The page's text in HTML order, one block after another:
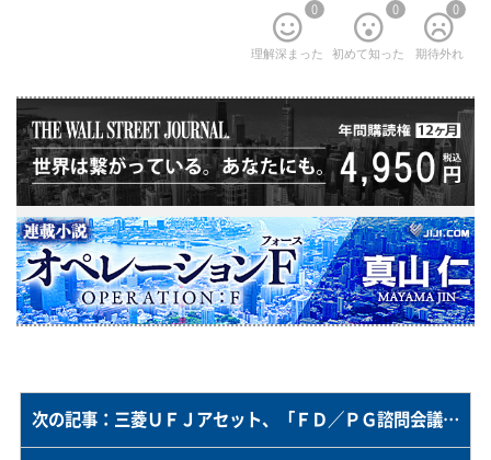
0
理解深まった
0
初めて知った
0
期待外れ
次の記事：三菱ＵＦＪアセット、「ＦＤ／ＰＧ諮問会議」を新設＝社外取締役主体で監督機能を強化